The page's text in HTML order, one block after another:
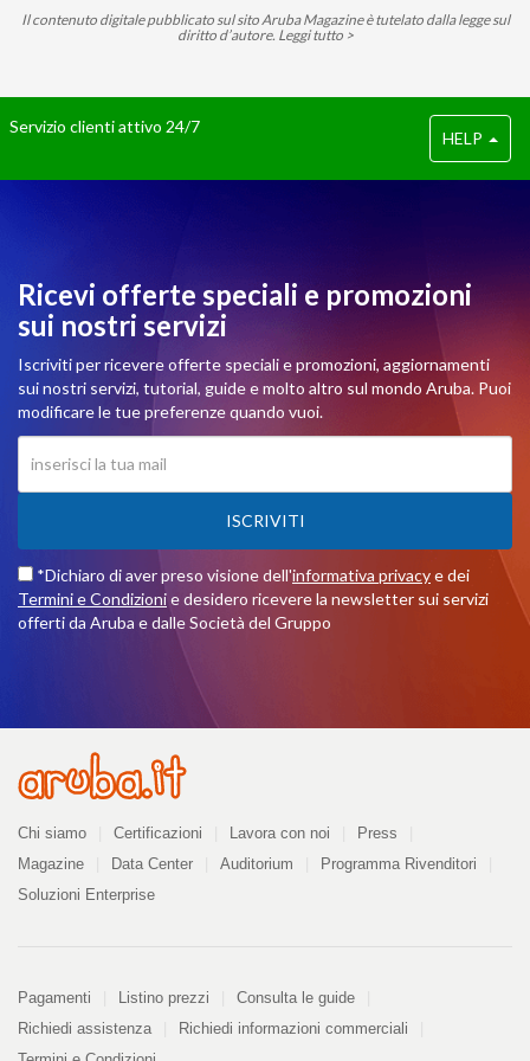
Il contenuto digitale pubblicato sul sito Aruba Magazine è tutelato dalla legge sul
diritto d’autore. Leggi tutto >
HELP
Servizio clienti attivo 24/7
Ricevi offerte speciali e promozioni
sui nostri servizi
Iscriviti per ricevere offerte speciali e promozioni, aggiornamenti
sui nostri servizi, tutorial, guide e molto altro sul mondo Aruba. Puoi
modificare le tue preferenze quando vuoi.
ISCRIVITI
*Dichiaro di aver preso visione dell'informativa privacye dei
Termini e Condizionie desidero ricevere la newsletter sui servizi
offerti da Aruba e dalle Società del Gruppo
Azienda
Chi siamo Certificazioni Lavora con noi
Press
Magazine
Data Center Auditorium
Programma Rivenditori
Soluzioni Enterprise
Pagamenti
Pagamenti Listino prezzi
Consulta le guide
Richiedi assistenza
Richiedi informazioni commerciali